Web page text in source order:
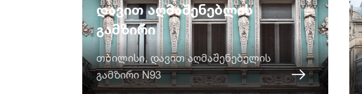
დავით აღმაშენებლის
გამზირი
თბილისი, დავით აღმაშენებელის
გამზირი N93